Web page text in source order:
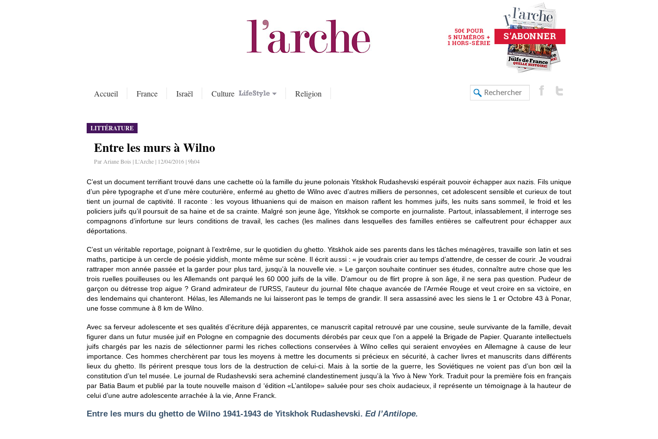
Accueil France Israël Culture Religion
LITTÉRATURE
Entre les murs à Wilno
Par Ariane Bois | L'Arche | 12/04/2016 | 9h04
C’est un document terrifiant trouvé dans une cachette où la famille du jeune polonais Yitskhok Rudashevski espérait pouvoir échapper aux nazis. Fils unique
d’un père typographe et d’une mère couturière, enfermé au ghetto de Wilno avec d’autres milliers de personnes, cet adolescent sensible et curieux de tout
tient un journal de captivité. Il raconte : les voyous lithuaniens qui de maison en maison raflent les hommes juifs, les nuits sans sommeil, le froid et les
policiers juifs qu’il poursuit de sa haine et de sa crainte. Malgré son jeune âge, Yitskhok se comporte en journaliste. Partout, inlassablement, il interroge ses
compagnons d’infortune sur leurs conditions de travail, les caches (les malines dans lesquelles des familles entières se calfeutrent pour échapper aux
déportations.
C’est un véritable reportage, poignant à l’extrême, sur le quotidien du ghetto. Yitskhok aide ses parents dans les tâches ménagères, travaille son latin et ses
maths, participe à un cercle de poésie yiddish, monte même sur scène. Il écrit aussi : « je voudrais crier au temps d’attendre, de cesser de courir. Je voudrai
rattraper mon année passée et la garder pour plus tard, jusqu’à la nouvelle vie. » Le garçon souhaite continuer ses études, connaître autre chose que les
trois ruelles pouilleuses ou les Allemands ont parqué les 60 000 juifs de la ville. D’amour ou de flirt propre à son âge, il ne sera pas question. Pudeur de
garçon ou détresse trop aigue ? Grand admirateur de l’URSS, l’auteur du journal fête chaque avancée de l’Armée Rouge et veut croire en sa victoire, en
des lendemains qui chanteront. Hélas, les Allemands ne lui laisseront pas le temps de grandir. Il sera assassiné avec les siens le 1 er Octobre 43 à Ponar,
une fosse commune à 8 km de Wilno.
Avec sa ferveur adolescente et ses qualités d’écriture déjà apparentes, ce manuscrit capital retrouvé par une cousine, seule survivante de la famille, devait
figurer dans un futur musée juif en Pologne en compagnie des documents dérobés par ceux que l’on a appelé la Brigade de Papier. Quarante intellectuels
juifs chargés par les nazis de sélectionner parmi les riches collections conservées à Wilno celles qui seraient envoyées en Allemagne à cause de leur
importance. Ces hommes cherchèrent par tous les moyens à mettre les documents si précieux en sécurité, à cacher livres et manuscrits dans différents
lieux du ghetto. Ils périrent presque tous lors de la destruction de celui-ci. Mais à la sortie de la guerre, les Soviétiques ne voient pas d’un bon œil la
constitution d’un tel musée. Le journal de Rudashevski sera acheminé clandestinement jusqu’à la Yivo à New York. Traduit pour la première fois en français
par Batia Baum et publié par la toute nouvelle maison d ‘édition «L’antilope» saluée pour ses choix audacieux, il représente un témoignage à la hauteur de
celui d’une autre adolescente arrachée à la vie, Anne Franck.
Entre les murs du ghetto de Wilno 1941-1943 de Yitskhok Rudashevski. Ed l’Antilope.